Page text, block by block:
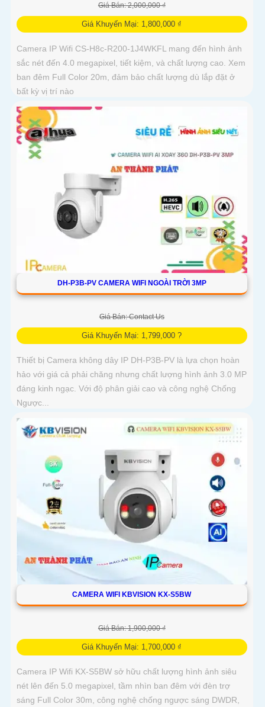
Giá Bán: 2,000,000 ₫
Giá Khuyến Mại: 1,800,000 ₫
Camera IP Wifi CS-H8c-R200-1J4WKFL mang đến hình ảnh
sắc nét đến 4.0 megapixel, tiết kiệm, và chất lượng cao. Xem
ban đêm Full Color 20m, đảm bảo chất lượng dù lắp đặt ở
bất kỳ vị trí nào
DH-P3B-PV CAMERA WIFI NGOÀI TRỜI 3MP
Giá Bán: Contact Us
Giá Khuyến Mại: 1,799,000 ?
Thiết bị Camera không dây IP DH-P3B-PV là lựa chọn hoàn
hảo với giá cả phải chăng nhưng chất lượng hình ảnh 3.0 MP
đáng kinh ngạc. Với độ phân giải cao và công nghệ Chống
Ngược...
CAMERA WIFI KBVISION KX-S5BW
Giá Bán: 1,900,000 ₫
Giá Khuyến Mại: 1,700,000 ₫
Camera IP Wifi KX-S5BW sở hữu chất lượng hình ảnh siêu
nét lên đến 5.0 megapixel, tầm nhìn ban đêm với đèn trợ
sáng Full Color 30m, công nghệ chống ngược sáng DWDR,